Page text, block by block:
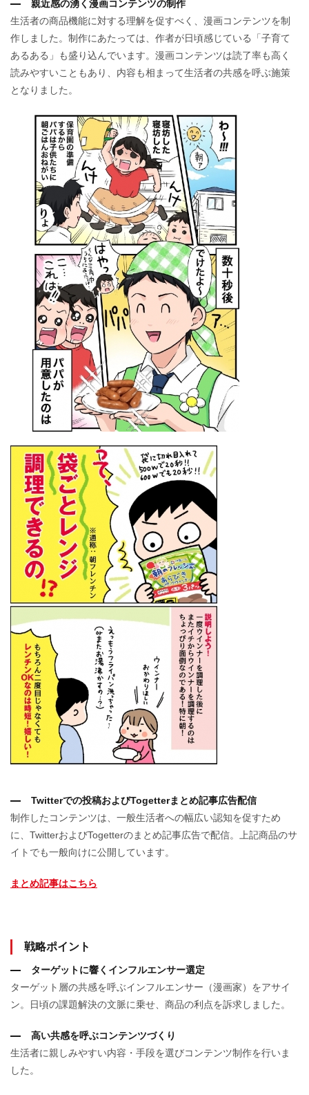
親近感の湧く漫画コンテンツの制作
生活者の商品機能に対する理解を促すべく、漫画コンテンツを制
作しました。制作にあたっては、作者が日頃感じている「子育て
あるある」も盛り込んでいます。漫画コンテンツは読了率も高く
読みやすいこともあり、内容も相まって⽣活者の共感を呼ぶ施策
となりました。
Twitterでの投稿およびTogetterまとめ記事広告配信
制作したコンテンツは、⼀般⽣活者への幅広い認知を促すため
に、TwitterおよびTogetterのまとめ記事広告で配信。上記商品のサ
イトでも⼀般向けに公開しています。
まとめ記事はこちら
戦略ポイント
ターゲットに響くインフルエンサー選定
ターゲット層の共感を呼ぶインフルエンサー（漫画家）をアサイ
ン。日頃の課題解決の文脈に乗せ、商品の利点を訴求しました。
高い共感を呼ぶコンテンツづくり
生活者に親しみやすい内容・手段を選びコンテンツ制作を行いま
した。